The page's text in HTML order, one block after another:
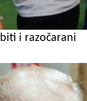
i razočarani